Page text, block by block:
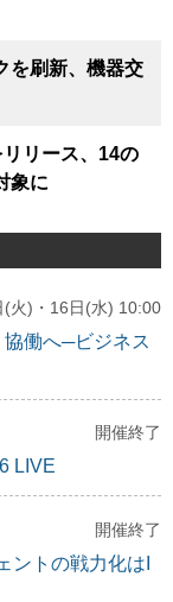
を刷新、機器交
リース、14の
象に
(火)・16日(水) 10:00
働へ─ビジネス
開催終了
LIVE
開催終了
ントの戦力化はI